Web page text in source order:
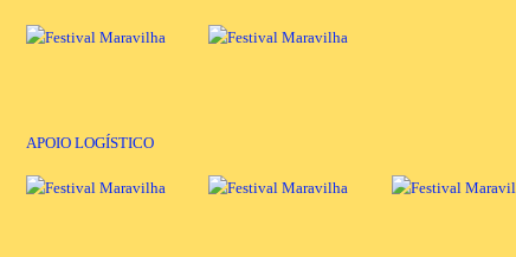
APOIO LOGÍSTICO